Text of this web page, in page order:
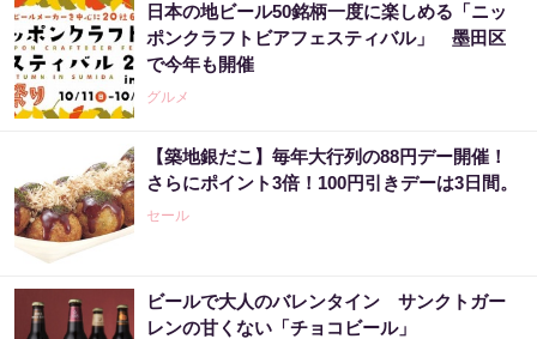
日本の地ビール50銘柄一度に楽しめる「ニッ
ポンクラフトビアフェスティバル」 墨田区
で今年も開催
グルメ
【築地銀だこ】毎年大行列の88円デー開催！
さらにポイント3倍！100円引きデーは3日間。
セール
ビールで大人のバレンタイン サンクトガー
レンの甘くない「チョコビール」